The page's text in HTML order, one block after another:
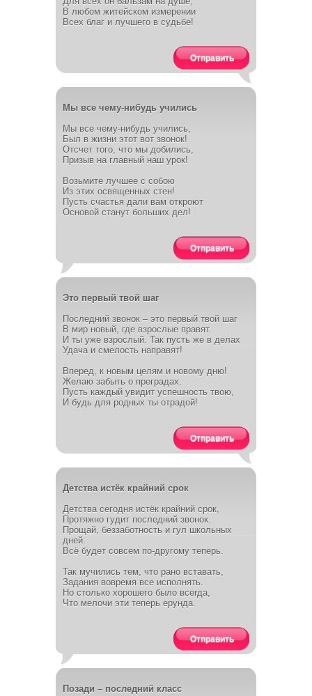
В любом житейском измерении
Всех благ и лучшего в судьбе!
Отправить
Мы все чему-нибудь учились
Мы все чему-нибудь учились,
Был в жизни этот вот звонок!
Отсчет того, что мы добились,
Призыв на главный наш урок!
Возьмите лучшее с собою
Из этих освященных стен!
Пусть счастья дали вам откроют
Основой станут больших дел!
Отправить
Это первый твой шаг
Последний звонок – это первый твой шаг
В мир новый, где взрослые правят.
И ты уже взрослый. Так пусть же в делах
Удача и смелость направят!
Вперед, к новым целям и новому дню!
Желаю забыть о преградах.
Пусть каждый увидит успешность твою,
И будь для родных ты отрадой!
Отправить
Детства истёк крайний срок
Детства сегодня истёк крайний срок,
Протяжно гудит последний звонок.
Прощай, беззаботность и гул школьных
дней.
Всё будет совсем по-другому теперь.
Так мучились тем, что рано вставать,
Задания вовремя все исполнять.
Но столько хорошего было всегда,
Что мелочи эти теперь ерунда.
Отправить
Позади – последний класс